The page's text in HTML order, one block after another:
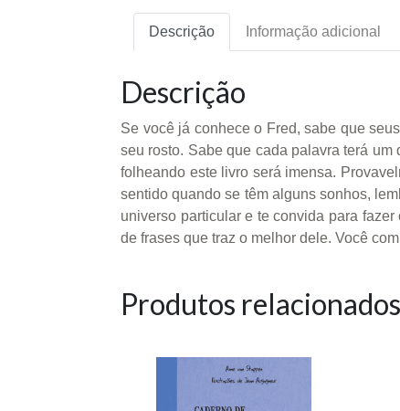
Descrição Informação adicional
Descrição
Se você já conhece o Fred, sabe que
seu rosto. Sabe que cada palavra terá
folheando este livro será imensa.
sentido quando se têm alguns sonhos,
universo particular e te convida para
de frases que traz o melhor dele. Você
Produtos relacionados